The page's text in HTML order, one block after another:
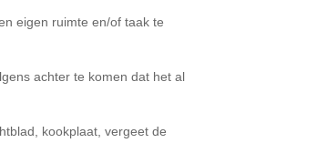
eigen ruimte en/of taak te
achter te komen dat het al
kookplaat, vergeet de